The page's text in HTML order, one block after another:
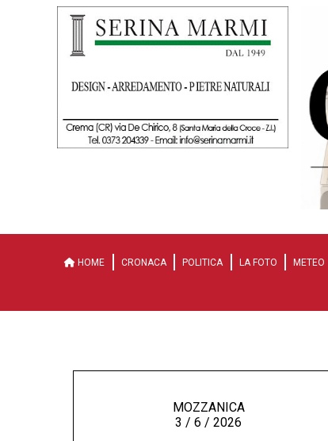
HOME CRONACA POLITICA LA FOTO METEO
MOZZANICA
3 / 6 / 2026